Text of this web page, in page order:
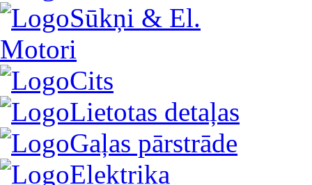
Sūkņi & El.
Motori
Cits
Lietotas detaļas
Gaļas pārstrāde
Elektrika